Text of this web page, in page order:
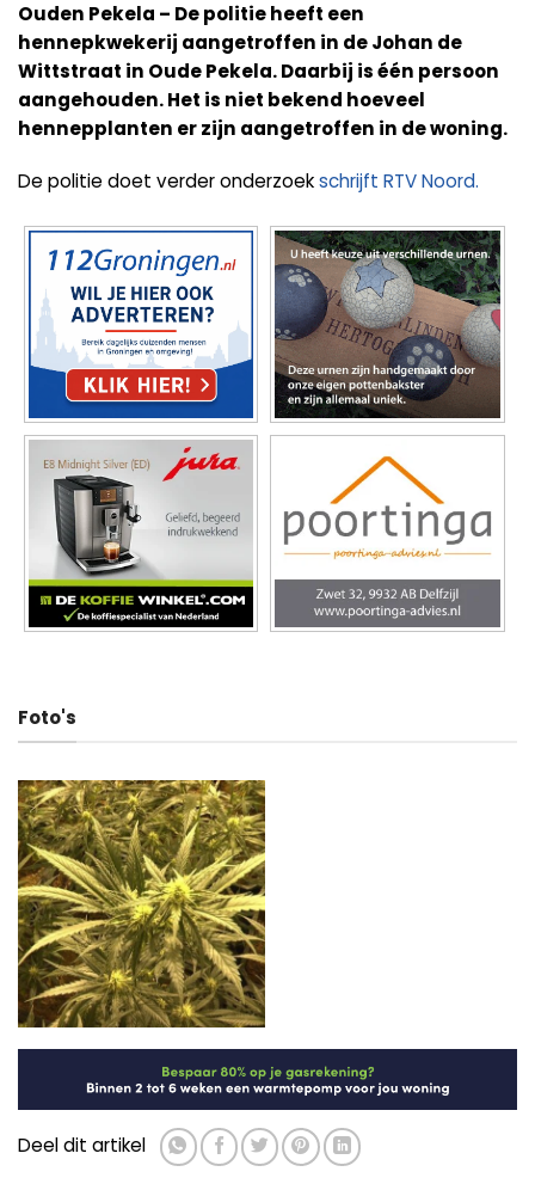
Ouden Pekela – De politie heeft een
hennepkwekerij aangetroffen in de Johan de
Wittstraat in Oude Pekela. Daarbij is één persoon
aangehouden. Het is niet bekend hoeveel
hennepplanten er zijn aangetroffen in de woning.
De politie doet verder onderzoekschrijft RTV Noord.
Foto's
Deel dit artikel